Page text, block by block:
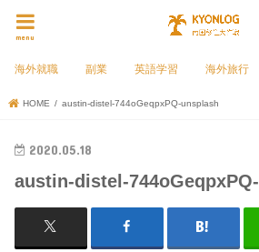
menu
海外就職 副業 英語学習 海外旅行
HOME austin-distel-744oGeqpxPQ-unsplash
2020.05.18
austin-distel-